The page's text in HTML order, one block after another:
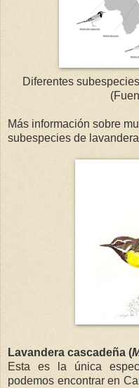
Diferentes
Más información sobre
subespecies de
Lavandera cascadeña (
Esta es la única
podemos encontrar en